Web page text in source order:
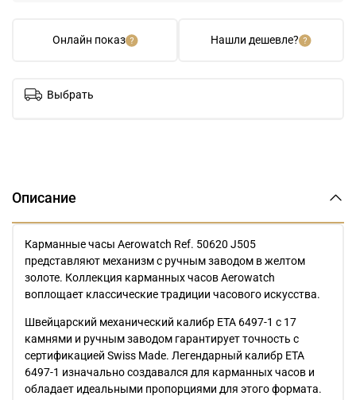
Онлайн показ Нашли дешевле?
Выбрать
Описание
Карманные часы Aerowatch Ref. 50620 J505
представляют механизм с ручным заводом в желтом
золоте. Коллекция карманных часов Aerowatch
воплощает классические традиции часового искусства.
Швейцарский механический калибр ETA 6497-1 с 17
камнями и ручным заводом гарантирует точность с
сертификацией Swiss Made. Легендарный калибр ETA
6497-1 изначально создавался для карманных часов и
обладает идеальными пропорциями для этого формата.